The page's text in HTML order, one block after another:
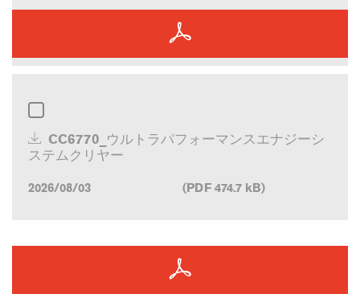
CC6770_ウルトラパフォーマンスエナジーシ
ステムクリヤー
2026/08/03 (PDF 474.7 kB)